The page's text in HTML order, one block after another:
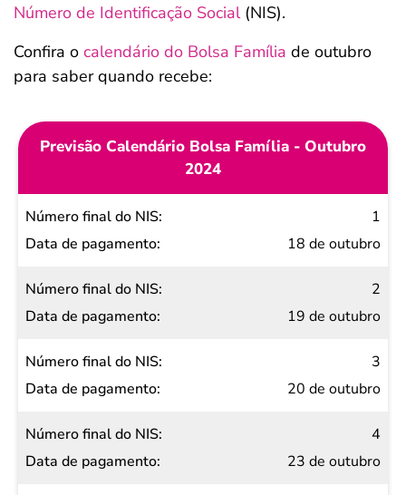
Número de Identificação Social(NIS).
Confira o calendário do Bolsa Família de outubro
para saber quando recebe:
Previsão Calendário Bolsa Família - Outubro
2024
Número
final do
Data de
pagamento
1
18 de outubro
2
19 de outubro
3
20 de outubro
4
23 de outubro